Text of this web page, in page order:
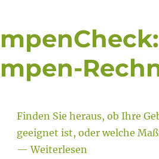
Finden Sie heraus, ob Ihre
geeignet ist, oder welche
— Weiterlesen